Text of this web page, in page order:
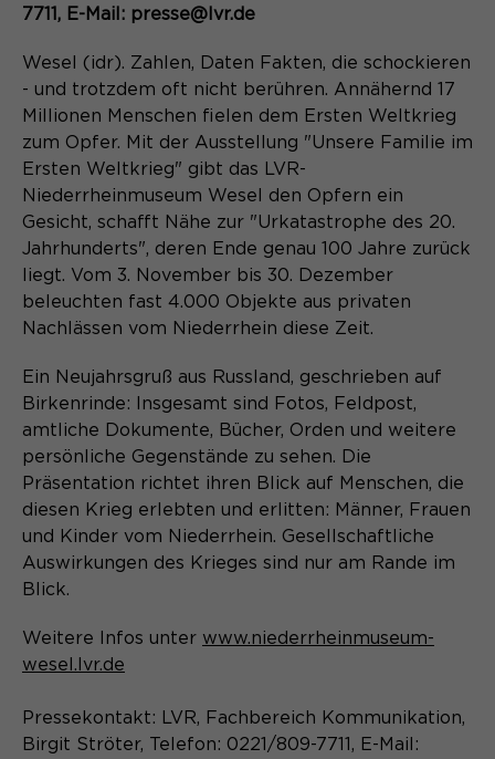
Zweck
Content Management System dieser
unerlässlich, damit Ihr Besuch auf der
zu erkennen und somit Ihre Sitzung
offen zu halten. Es speichert bei
einem Benutzer-Login für einen
geschlossenen Bereich die Benutzer-
ID als verschlüsselten Wert (sog.
"hash-Wert") zum entsprechenden
Datenbankeintrag des Nutzers.
Name PHPSESSID
Anbieter Session-Cookies
Der Session Cookie wird beim
Zweck
PHPs Standard Sitzungs- Identifikation
Anbieter TYPO3
Name _pk_id*
Anbieter Matomo
Laufzeit 13 Monate
Zweck
Dient zur anonymen
Wiedererkennung eines Besuchers.
Name _pk_ses*
Anbieter Matomo
Laufzeit 30 Minuten
Zweck
Speichert vorübergehend Daten der
aktuellen Sitzung.
Name _pk_ref.*
Laufzeit
Zweck Speichert die Herkunft des Besuchers.
Cookie-Informationen
Aktivierung Mehrsprachigkeit
Diese Cookies ermöglichen die automatische
Übersetzung der Website-Inhalte durch GTranslate.
Name googtrans
Anbieter
Laufzeit 1 Jahr
Speichert die vom Nutzer gewählte
Übersetzung der Website.
Cookie-Informationen
7711, E-Mail: presse@lvr.de
Wesel (idr). Zahlen, Daten Fakten, die schockieren
- und trotzdem oft nicht berühren. Annähernd 17
Millionen Menschen fielen dem Ersten Weltkrieg
zum Opfer. Mit der Ausstellung "Unsere Familie im
Ersten Weltkrieg" gibt das LVR-
Niederrheinmuseum Wesel den Opfern ein
Gesicht, schafft Nähe zur "Urkatastrophe des 20.
Jahrhunderts", deren Ende genau 100 Jahre zurück
liegt. Vom 3. November bis 30. Dezember
beleuchten fast 4.000 Objekte aus privaten
Nachlässen vom Niederrhein diese Zeit.
Ein Neujahrsgruß aus Russland, geschrieben auf
Birkenrinde: Insgesamt sind Fotos, Feldpost,
amtliche Dokumente, Bücher, Orden und weitere
persönliche Gegenstände zu sehen. Die
Präsentation richtet ihren Blick auf Menschen, die
diesen Krieg erlebten und erlitten: Männer, Frauen
und Kinder vom Niederrhein. Gesellschaftliche
Auswirkungen des Krieges sind nur am Rande im
Blick.
Weitere Infos unter www.niederrheinmuseum-
wesel.lvr.de
Pressekontakt: LVR, Fachbereich Kommunikation,
Birgit Ströter, Telefon: 0221/809-7711, E-Mail: